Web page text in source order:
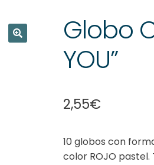
Globo
YOU”
2,55€
10 globos con
color ROJO